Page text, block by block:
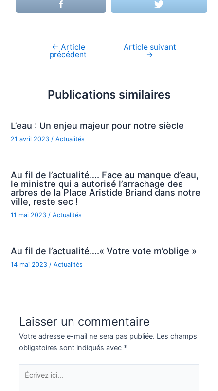
Navigation
← Article
précédent
Article suivant
→
Publications similaires
L’eau : Un enjeu majeur pour notre siècle
21 avril 2023/Actualités
Au fil de l’actualité…. Face au manque d’eau,
le ministre qui a autorisé l’arrachage des
arbres de la Place Aristide Briand dans notre
ville, reste sec !
11 mai 2023 /Actualités
Au fil de l’actualité….« Votre vote m’oblige »
14 mai 2023 /Actualités
Laisser un commentaire
Votre adresse e-mail ne sera pas publiée. Les champs
obligatoires sont indiqués avec *
Écrivez
ici…